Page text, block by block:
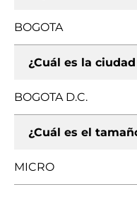
BOGOTA
¿Cuál es la
BOGOTA D.C.
¿Cuál es el
MICRO